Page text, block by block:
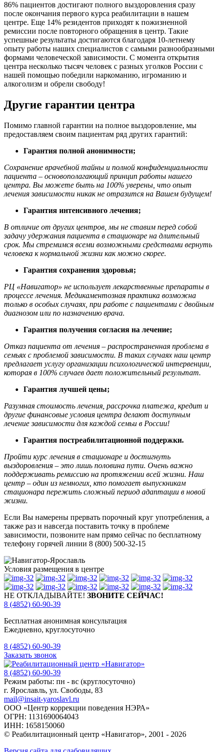
86% пациентов достигают полного выздоровления сразу
после окончания первого курса реабилитации в нашем
центре. Еще 14% резидентов приходят к пожизненной
ремиссии после повторного обращения в центр. Такие
успешные результаты достигаются благодаря 10-летнему
опыту работы наших специалистов с самыми разнообразными
формами человеческой зависимости. С момента открытия
центра несколько тысяч человек с разных уголков России с
нашей помощью победили наркоманию, игроманию и
алкоголизм и обрели свободу!
Другие гарантии центра
Помимо главной гарантии на полное выздоровление, мы
предоставляем своим пациентам ряд других гарантий:
Гарантия полной анонимности;
Сохранение врачебной тайны и полной конфиденциальности
пациента – основополагающий принцип работы нашего
центра. Вы можете быть на 100% уверены, что опыт
лечения зависимости никак не отразится на Вашем будущем!
Гарантия интенсивного лечения;
В отличие от других центров, мы не ставим перед собой
задачу удержания пациента в стационаре на длительный
срок. Мы стремимся всеми возможными средствами вернуть
человека к нормальной жизни как можно скорее.
Гарантия сохранения здоровья;
РЦ «Навигатор» не использует лекарственные препараты в
процессе лечения. Медикаментозная практика возможна
только в особых случаях, при работе с пациентами с двойным
диагнозом или по назначению врача.
Гарантия получения согласия на лечение;
Отказ пациента от лечения – распространенная проблема в
семьях с проблемой зависимости. В таких случаях наш центр
предлагает услугу организации психологической интервенции,
которая в 100% случаев дает положительный результат.
Гарантия лучшей цены;
Разумная стоимость лечения, рассрочка платежа, кредит и
другие финансовые условия центра делают доступным
лечение зависимости для каждой семьи в России!
Гарантия постреабилитационной поддержки.
Пройти курс лечения в стационаре и достигнуть
выздоровления – это лишь половина пути. Очень важно
поддерживать ремиссию на протяжении всей жизни. Наш
центр – один из немногих, кто помогает выпускникам
стационара пережить сложный период адаптации в новой
жизни.
Если Вы намерены прервать порочный круг употребления, а
также раз и навсегда поставить точку в проблеме
зависимости, позвоните нам прямо сейчас по бесплатному
телефону горячей линии 8 (800) 500-32-15
Условия размещения в центре
НЕ ОТКЛАДЫВАЙТЕ! ЗВОНИТЕ СЕЙЧАС!
8 (4852) 60-90-39
Бесплатная анонимная консультация
Ежедневно, круглосуточно
8 (4852) 60-90-39
Заказать звонок
8 (4852) 60-90-39
Режим работы: пн - вс (круглосуточно)
г. Ярославль, ул. Свободы, 83
mail@insait-yaroslavl.ru
ООО «Центр коррекции поведения НЭРА»
ОГРН: 1131690064043
ИНН: 1658150060
© Реабилитационный центр «Навигатор», 2001 - 2026